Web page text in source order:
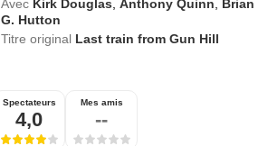
Avec Kirk Douglas,Anthony Quinn, Brian
G. Hutton
Titre original Last train from Gun Hill
Spectateurs
4,0
Mes amis
--